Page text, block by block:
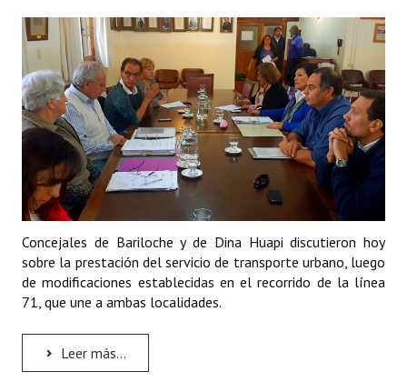
Comunicaciones
Declaraciones
Resoluciones
Resoluciones de Presidencia
INSTITUCIONAL
Antiguos Pobladores
Noticias Destacadas
Registros y Distinciones
Datos Históricos
Premio al Mérito - Registro
Concejales de Bariloche y de Dina Huapi discutieron hoy
sobre la prestación del servicio de transporte urbano, luego
de modificaciones establecidas en el recorrido de la línea
71, que une a ambas localidades.
Leer más...